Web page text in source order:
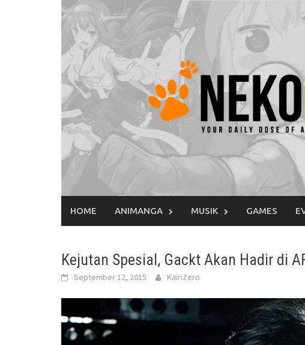
HOME ANIMANGA MUSIK GAMES
Kejutan Spesial, Gackt Akan Hadir di
September 12, 2015 KairiZero